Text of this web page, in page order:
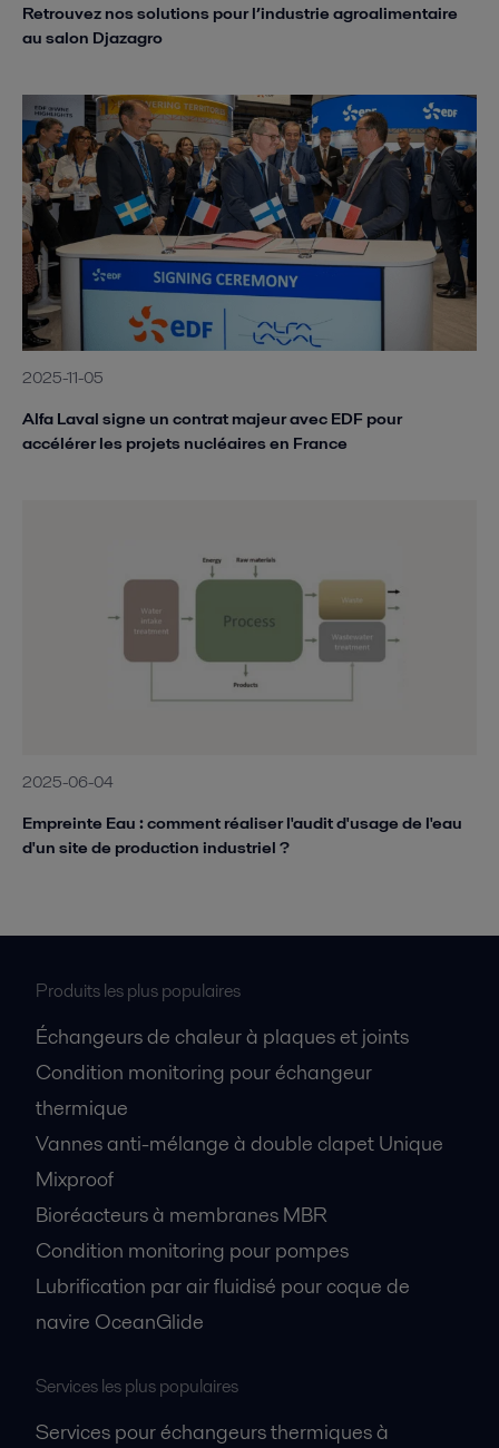
Retrouvez nos solutions pour l’industrie agroalimentaire
au salon Djazagro
2025-11-05
Alfa Laval signe un contrat majeur avec EDF pour
accélérer les projets nucléaires en France
2025-06-04
Empreinte Eau : comment réaliser l'audit d'usage de l'eau
d'un site de production industriel ?
Produits les plus populaires
Échangeurs de chaleur à plaques et joints
Condition monitoring pour échangeur
thermique
Vannes anti-mélange à double clapet Unique
Mixproof
Bioréacteurs à membranes MBR
Condition monitoring pour pompes
Lubrification par air fluidisé pour coque de
navire OceanGlide
Services les plus populaires
Services pour échangeurs thermiques à